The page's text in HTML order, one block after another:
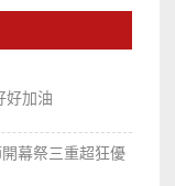
好加油
幕祭三重超狂優